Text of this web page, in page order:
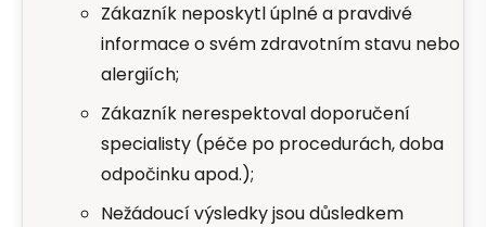
Zákazník neposkytl úplné a pravdivé
informace o svém zdravotním stavu nebo
alergiích;
Zákazník nerespektoval doporučení
specialisty (péče po procedurách, doba
odpočinku apod.);
Nežádoucí výsledky jsou důsledkem